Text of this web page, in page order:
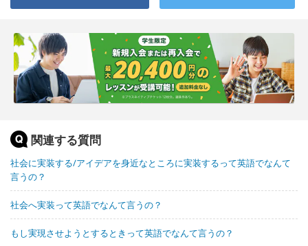
関連する質問
社会に実装する/アイデアを身近なところに実装するって英語でなんて
言うの？
社会へ実装って英語でなんて言うの？
もし実現させようとするときって英語でなんて言うの？